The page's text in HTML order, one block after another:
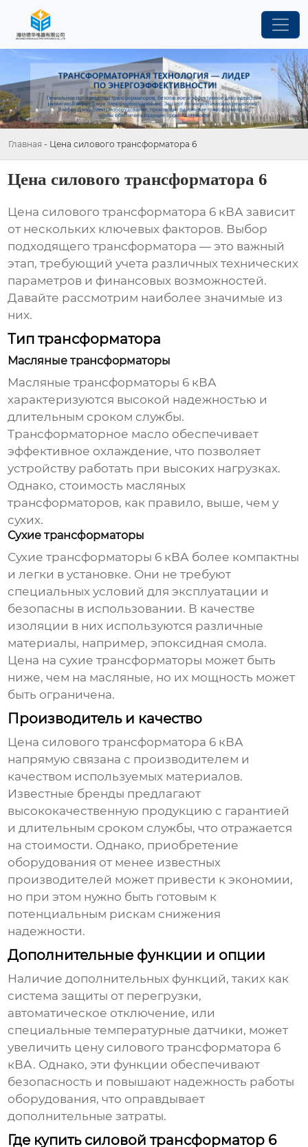
Главная - Цена силового трансформатора 6
Цена силового трансформатора 6
Цена силового трансформатора 6 кВА зависит
от нескольких ключевых факторов. Выбор
подходящего трансформатора — это важный
этап, требующий учета различных технических
параметров и финансовых возможностей.
Давайте рассмотрим наиболее значимые из
них.
Тип трансформатора
Масляные трансформаторы
Масляные трансформаторы 6 кВА
характеризуются высокой надежностью и
длительным сроком службы.
Трансформаторное масло обеспечивает
эффективное охлаждение, что позволяет
устройству работать при высоких нагрузках.
Однако, стоимость масляных
трансформаторов, как правило, выше, чем у
сухих.
Сухие трансформаторы
Сухие трансформаторы 6 кВА более компактны
и легки в установке. Они не требуют
специальных условий для эксплуатации и
безопасны в использовании. В качестве
изоляции в них используются различные
материалы, например, эпоксидная смола.
Цена на сухие трансформаторы может быть
ниже, чем на масляные, но их мощность может
быть ограничена.
Производитель и качество
Цена силового трансформатора 6 кВА
напрямую связана с производителем и
качеством используемых материалов.
Известные бренды предлагают
высококачественную продукцию с гарантией
и длительным сроком службы, что отражается
на стоимости. Однако, приобретение
оборудования от менее известных
производителей может привести к экономии,
но при этом нужно быть готовым к
потенциальным рискам снижения
надежности.
Дополнительные функции и опции
Наличие дополнительных функций, таких как
система защиты от перегрузки,
автоматическое отключение, или
специальные температурные датчики, может
увеличить цену силового трансформатора 6
кВА. Однако, эти функции обеспечивают
безопасность и повышают надежность работы
оборудования, что оправдывает
дополнительные затраты.
Где купить силовой трансформатор 6